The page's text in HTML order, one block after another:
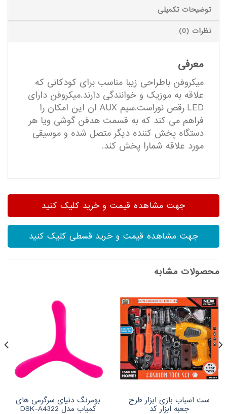
توضیحات تکمیلی
نظرات (0)
معرفی
میکروفن باطراحی زیبا مناسب برای کودکانی که
علاقه به موزیک و خوانندگی دارند.میکروفن دارای
LED رقص نوراست.سیم AUX ان این امکان را
فراهم می کند که به قسمت هدفن گوشی ویا هر
دستگاه پخش کننده دیگر متصل شده و موسیقی
مورد علاقه شمارا پخش کند.
جهت مشاهده قیمت و خرید کلیک کنید
جهت مشاهده قیمت و خرید قسطی کلیک کنید
محصولات مشابه
ست اسباب بازی ابزار طرح
جعبه ابزار کد
بومرنگ دنیای سرگرمی های
کمیاب مدل DSK-A4322